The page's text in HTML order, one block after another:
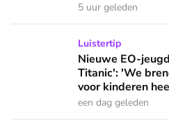
5 uur geleden
Nieuwe EO-jeugdpodcast
Luistertip
Nieuwe EO-
Titanic': 'We
voor kinderen
een dag geleden